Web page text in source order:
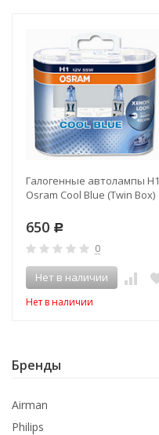
Галогенные автолампы H1
Osram Cool Blue (Twin Box)
650 Р
0
Нет в наличии
Нет в наличии
Бренды
Airman
Philips